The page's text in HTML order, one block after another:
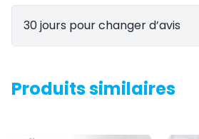
30 jours pour changer d’avis
Produits similaires